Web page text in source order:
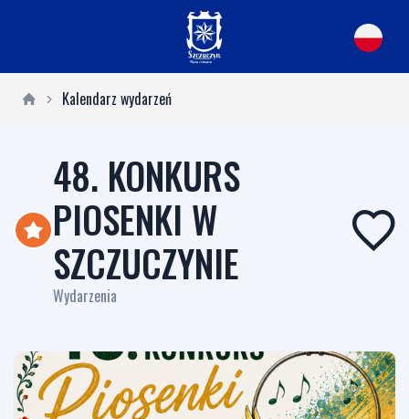
Kalendarz wydarzeń
48. KONKURS
PIOSENKI W
SZCZUCZYNIE
Wydarzenia